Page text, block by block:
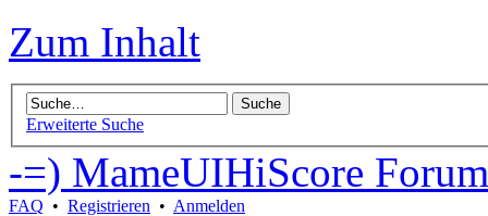
Zum Inhalt
Erweiterte Suche
-=) MameUIHiScore
FAQ • Registrieren • Anmelden